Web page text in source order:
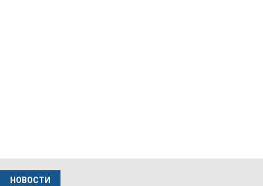
НОВОСТИ